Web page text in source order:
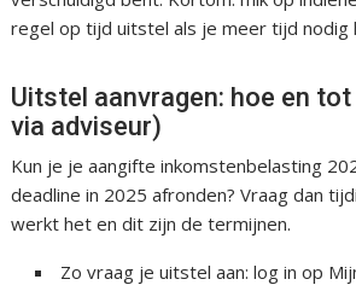
regel op tijd uitstel als je meer tijd nodig
Uitstel aanvragen: hoe en
via adviseur)
Kun je je aangifte inkomstenbelasting
deadline in 2025 afronden? Vraag dan
werkt het en dit zijn de termijnen.
Zo vraag je uitstel aan: log in op